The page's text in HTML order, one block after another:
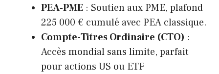
PEA-PME : Soutien aux PME, plafond
225 000 € cumulé avec PEA classique.
Compte-Titres Ordinaire (CTO) :
Accès mondial sans limite, parfait
pour actions US ou ETF